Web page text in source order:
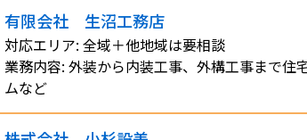
有限会社 生沼工務店
対応エリア: 全域＋他地域は要相談
業務内容: 外装から内装工事、外構工事まで住
ムなど